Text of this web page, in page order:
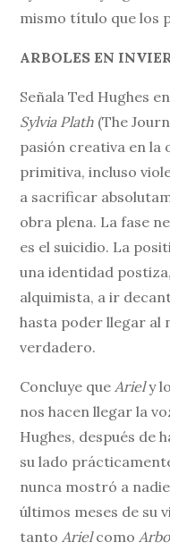
mismo título que los
ARBOLES EN
Señala Ted Hughes
Sylvia Plath (The
pasión creativa en la
primitiva, incluso
a sacrificar
obra plena. La fase
es el suicidio. La
una identidad
alquimista, a ir
hasta poder llegar al
verdadero.
Concluye que Ariely
nos hacen llegar la
Hughes, después de
su lado
nunca mostró a
últimos meses de su
tanto Arielcomo